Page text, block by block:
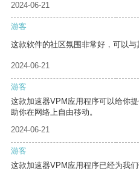
2024-06-21
游客
这款软件的社区氛围非常好，可以与
2024-06-21
游客
这款加速器VPM应用程序可以给你
助你在网络上自由移动。
2024-06-21
游客
这款加速器VPM应用程序已经为我